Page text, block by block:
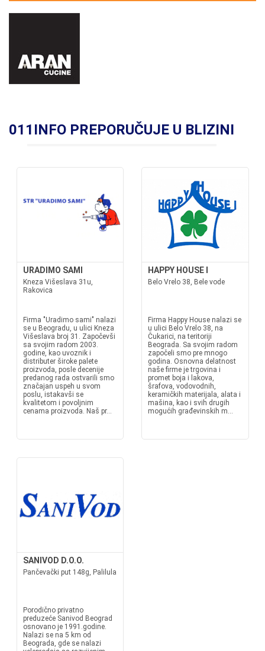
011INFO PREPORUČUJE U BLIZINI
URADIMO SAMI
Kneza Višeslava 31u,
Rakovica
Firma "Uradimo sami" nalazi
se u Beogradu, u ulici Kneza
Višeslava broj 31. Započevši
sa svojim radom 2003.
godine, kao uvoznik i
distributer široke palete
proizvoda, posle decenije
predanog rada ostvarili smo
značajan uspeh u svom
poslu, istakavši se
kvalitetom i povoljnim
cenama proizvoda. Naš pr...
HAPPY HOUSE I
Belo Vrelo 38, Bele vode
Firma Happy House nalazi se
u ulici Belo Vrelo 38, na
Čukarici, na teritoriji
Beograda. Sa svojim radom
započeli smo pre mnogo
godina. Osnovna delatnost
naše firme je trgovina i
promet boja i lakova,
šrafova, vodovodnih,
keramičkih materijala, alata i
mašina, kao i svih drugih
mogućih građevinskih m...
SANIVOD D.O.O.
Pančevački put 148g, Palilula
Porodično privatno
preduzeće Sanivod Beograd
osnovano je 1991.godine.
Nalazi se na 5 km od
Beograda, gde se nalazi